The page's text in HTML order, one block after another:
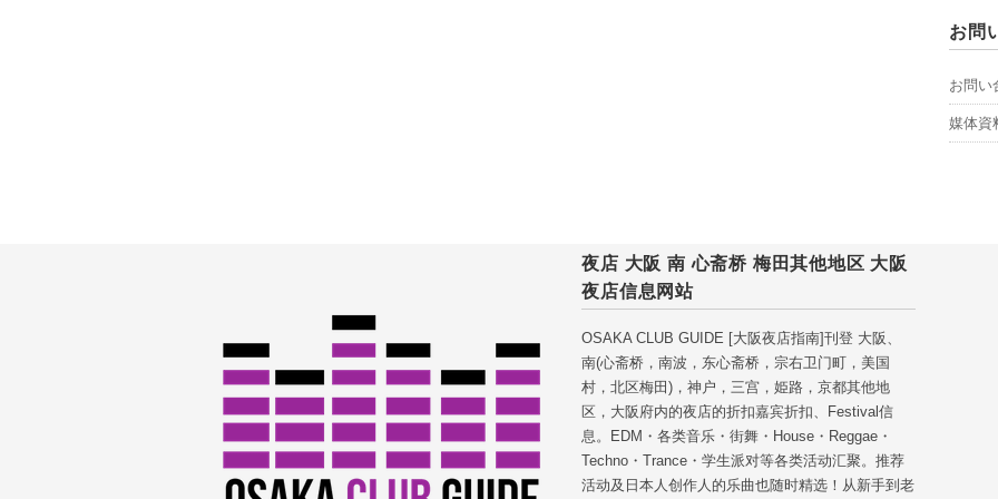
お問
お問い
媒体資
夜店 大阪 南 心斋桥 梅田其他地区 大阪
夜店信息网站
OSAKA CLUB GUIDE [大阪夜店指南]刊登 大阪、
南(心斋桥，南波，东心斋桥，宗右卫门町，美国
村，北区梅田)，神户，三宫，姫路，京都其他地
区，大阪府内的夜店的折扣嘉宾折扣、Festival信
息。EDM・各类音乐・街舞・House・Reggae・
Techno・Trance・学生派对等各类活动汇聚。推荐
活动及日本人创作人的乐曲也随时精选！从新手到老